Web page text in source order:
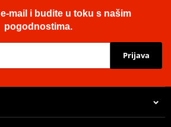
mail i budite u toku s našim
pogodnostima.
Prijava